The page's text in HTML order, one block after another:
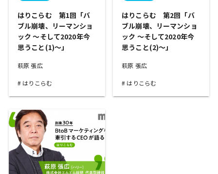
はりこらむ 第1回「バ
ブル崩壊、リーマンショ
ック ～そして2020年今
思うこと(1)～」
萩原 張広
はりこらむ
はりこらむ 第2回「バ
ブル崩壊、リーマンショ
ック ～そして2020年今
思うこと(2)～」
萩原 張広
はりこらむ